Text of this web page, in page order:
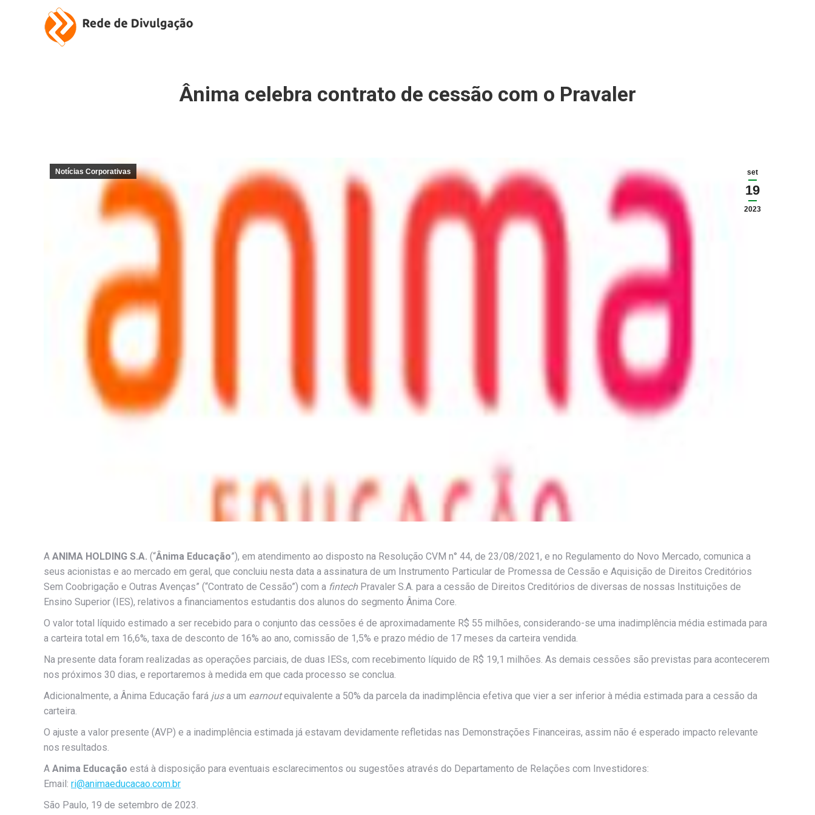
Ânima celebra contrato de cessão com o Pravaler
set
19
2023
Notícias Corporativas
A ANIMA HOLDING S.A. (“Ânima Educação”), em atendimento ao disposto na Resolução CVM n° 44, de 23/08/2021, e no Regulamento do Novo Mercado, comunica a
seus acionistas e ao mercado em geral, que concluiu nesta data a assinatura de um Instrumento Particular de Promessa de Cessão e Aquisição de Direitos Creditórios
Sem Coobrigação e Outras Avenças” (“Contrato de Cessão”) com a fintechPravaler S.A. para a cessão de Direitos Creditórios de diversas de nossas Instituições de
Ensino Superior (IES), relativos a financiamentos estudantis dos alunos do segmento Ânima Core.
O valor total líquido estimado a ser recebido para o conjunto das cessões é de aproximadamente R$ 55 milhões, considerando-se uma inadimplência média estimada para
a carteira total em 16,6%, taxa de desconto de 16% ao ano, comissão de 1,5% e prazo médio de 17 meses da carteira vendida.
Na presente data foram realizadas as operações parciais, de duas IESs, com recebimento líquido de R$ 19,1 milhões. As demais cessões são previstas para acontecerem
nos próximos 30 dias, e reportaremos à medida em que cada processo se conclua.
Adicionalmente, a Ânima Educação fará jusa um earnoutequivalente a 50% da parcela da inadimplência efetiva que vier a ser inferior à média estimada para a cessão da
carteira.
O ajuste a valor presente (AVP) e a inadimplência estimada já estavam devidamente refletidas nas Demonstrações Financeiras, assim não é esperado impacto relevante
nos resultados.
A Anima Educação está à disposição para eventuais esclarecimentos ou sugestões através do Departamento de Relações com Investidores:
Email: ri@animaeducacao.com.br
São Paulo, 19 de setembro de 2023.